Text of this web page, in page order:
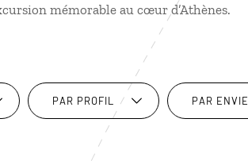
mémorable au cœur d’Athènes.
PAR PROFIL PAR ENVIE